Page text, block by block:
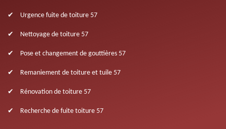
Urgence fuite de toiture 57
Nettoyage de toiture 57
Pose et changement de gouttières 57
Remaniement de toiture et tuile 57
Rénovation de toiture 57
Recherche de fuite toiture 57